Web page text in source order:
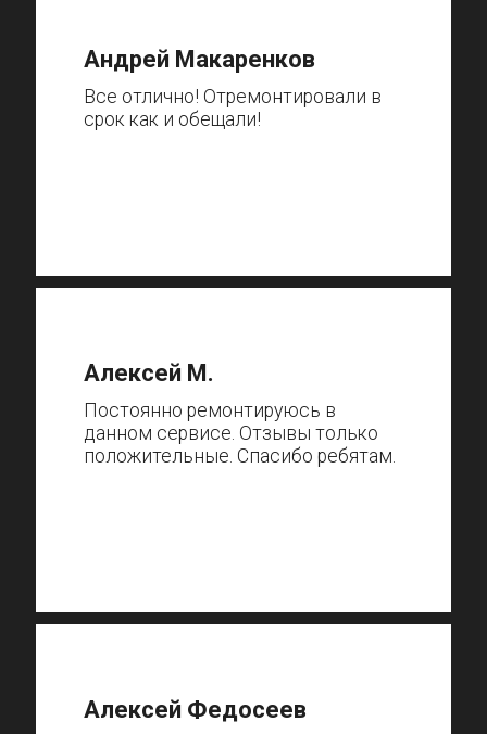
Андрей Макаренков
Все отлично! Отремонтировали в
срок как и обещали!
Алексей М.
Постоянно ремонтируюсь в
данном сервисе. Отзывы только
положительные. Спасибо ребятам.
Алексей Федосеев